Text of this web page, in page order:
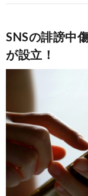
SNSの誹謗中
が設立！